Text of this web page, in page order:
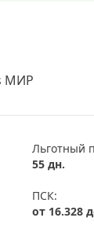
МИР
Льготный
55 дн.